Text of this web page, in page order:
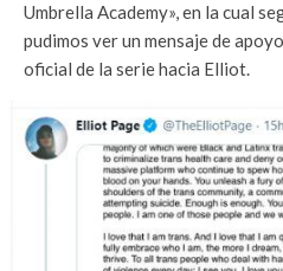
Umbrella Academy», en la cual
pudimos ver un mensaje de
oficial de la serie hacia Elliot.